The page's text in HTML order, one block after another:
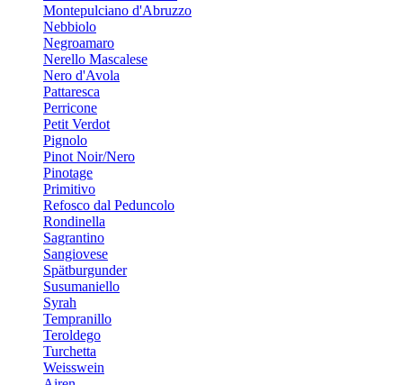
Montepulciano d'Abruzzo
Nebbiolo
Negroamaro
Nerello Mascalese
Nero d'Avola
Pattaresca
Perricone
Petit Verdot
Pignolo
Pinot Noir/Nero
Pinotage
Primitivo
Refosco dal Peduncolo
Rondinella
Sagrantino
Sangiovese
Spätburgunder
Susumaniello
Syrah
Tempranillo
Teroldego
Turchetta
Weisswein